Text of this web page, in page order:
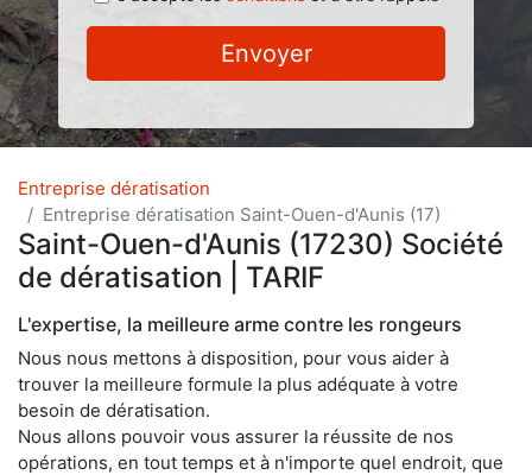
Envoyer
Entreprise dératisation
Entreprise dératisation Saint-Ouen-d'Aunis (17)
Saint-Ouen-d'Aunis (17230) Société
de dératisation | TARIF
L'expertise, la meilleure arme contre les rongeurs
Nous nous mettons à disposition, pour vous aider à
trouver la meilleure formule la plus adéquate à votre
besoin de dératisation.
Nous allons pouvoir vous assurer la réussite de nos
opérations, en tout temps et à n'importe quel endroit, que